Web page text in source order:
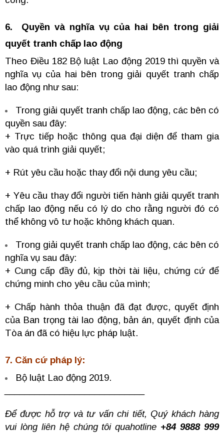
6. Quyền và nghĩa vụ của hai bên trong giải
quyết tranh chấp lao động
Theo Điều 182 Bộ luật Lao động 2019 thì quyền và
nghĩa vụ của hai bên trong giải quyết tranh chấp
lao động như sau:
Trong giải quyết tranh chấp lao động, các bên có
quyền sau đây:
+ Trực tiếp hoặc thông qua đại diện để tham gia
vào quá trình giải quyết;
+ Rút yêu cầu hoặc thay đổi nội dung yêu cầu;
+ Yêu cầu thay đổi người tiến hành giải quyết tranh
chấp lao động nếu có lý do cho rằng người đó có
thể không vô tư hoặc không khách quan.
Trong giải quyết tranh chấp lao động, các bên có
nghĩa vụ sau đây:
+ Cung cấp đầy đủ, kịp thời tài liệu, chứng cứ để
chứng minh cho yêu cầu của mình;
+ Chấp hành thỏa thuận đã đạt được, quyết định
của Ban trọng tài lao động, bản án, quyết định của
Tòa án đã có hiệu lực pháp luật.
7. Căn cứ pháp lý:
Bộ luật Lao động 2019.
Để được hỗ trợ và tư vấn chi tiết, Quý khách hàng
vui lòng liên hệ chúng tôi quahotline +84 9888 999